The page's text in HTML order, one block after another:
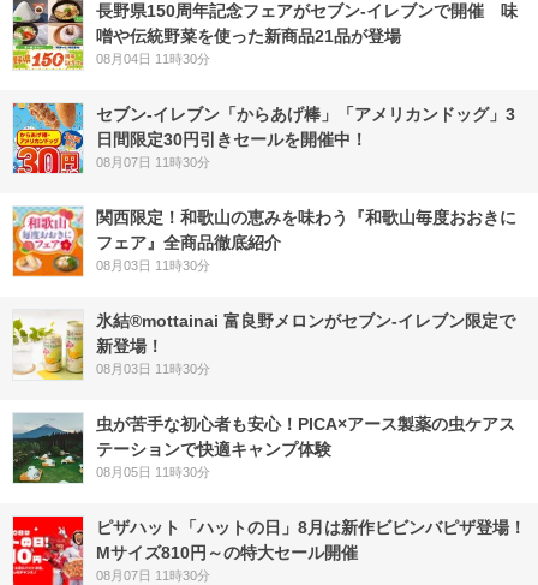
長野県150周年記念フェアがセブン-イレブンで開催 味
噌や伝統野菜を使った新商品21品が登場
08月04日 11時30分
セブン‐イレブン「からあげ棒」「アメリカンドッグ」3
日間限定30円引きセールを開催中！
08月07日 11時30分
関西限定！和歌山の恵みを味わう『和歌山毎度おおきに
フェア』全商品徹底紹介
08月03日 11時30分
氷結®mottainai 富良野メロンがセブン‐イレブン限定で
新登場！
08月03日 11時30分
虫が苦手な初心者も安心！PICA×アース製薬の虫ケアス
テーションで快適キャンプ体験
08月05日 11時30分
ピザハット「ハットの日」8月は新作ビビンバピザ登場！
Mサイズ810円～の特大セール開催
08月07日 11時30分